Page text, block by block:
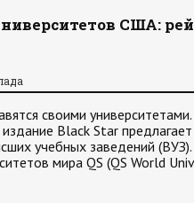
США:
своими
Black Star
учебных заведений (ВУЗ).
мира QS (QS World